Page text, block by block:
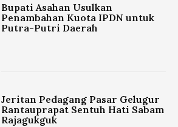
Bupati Asahan Usulkan
Penambahan Kuota IPDN untuk
Putra-Putri Daerah
Jeritan Pedagang Pasar Gelugur
Rantauprapat Sentuh Hati Sabam
Rajagukguk